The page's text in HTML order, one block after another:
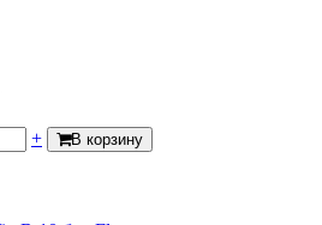
+ В корзину